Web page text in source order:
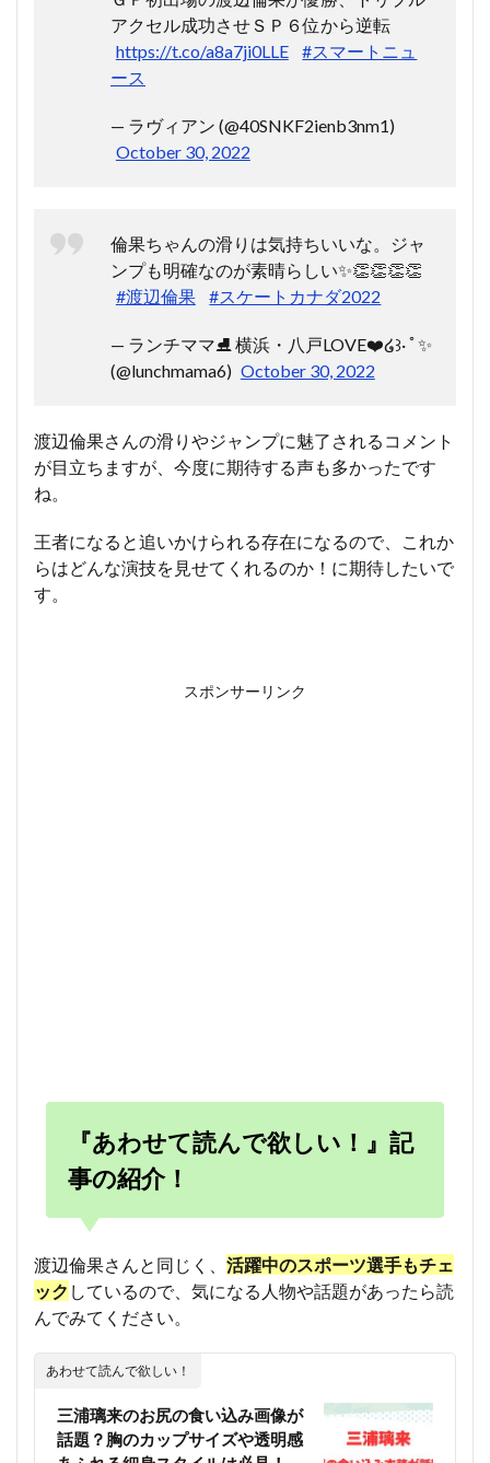
アクセル成功させＳＰ６位から逆転
https://t.co/a8a7ji0LLE
#スマートニュ
ース
— ラヴィアン (@40SNKF2ienb3nm1)
October 30, 2022
倫果ちゃんの滑りは気持ちいいな。ジャ
ンプも明確なのが素晴らしい✨👏👏👏👏
#渡辺倫果
#スケートカナダ2022
— ランチママ⛸ 横浜・八戸LOVE❤️໒꒱· ﾟ✨
(@lunchmama6) October 30, 2022
渡辺倫果さんの滑りやジャンプに魅了されるコメント
が目立ちますが、今度に期待する声も多かったです
ね。
王者になると追いかけられる存在になるので、これか
らはどんな演技を見せてくれるのか！に期待したいで
す。
スポンサーリンク
『あわせて読んで欲しい！』記
事の紹介！
渡辺倫果さんと同じく、 活躍中のスポーツ選手もチェ
ック しているので、気になる人物や話題があったら読
んでみてください。
あわせて読んで欲しい！
三浦璃来のお尻の食い込み画像が
話題？胸のカップサイズや透明感